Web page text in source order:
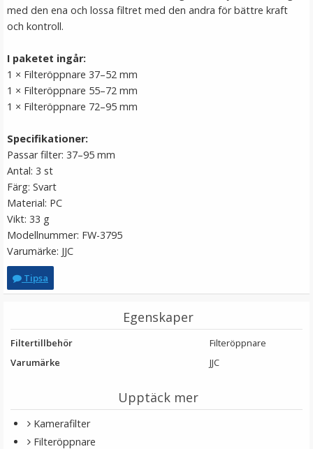
Stativskruv/spigot/gängadapter 3 i 1-kit
Step Up Ring 30-30.5mm - Gör filtergängan större
med den ena och lossa filtret med den andra för bättre kraft
och kontroll.
I paketet ingår:
1 × Filteröppnare 37–52 mm
1 × Filteröppnare 55–72 mm
1 × Filteröppnare 72–95 mm
Specifikationer:
Passar filter: 37–95 mm
Antal: 3 st
Färg: Svart
Material: PC
Vikt: 33 g
Modellnummer: FW-3795
Varumärke: JJC
Tipsa
Egenskaper
Filtertillbehör
Filteröppnare
Varumärke
JJC
Upptäck mer
Kamerafilter
Filteröppnare